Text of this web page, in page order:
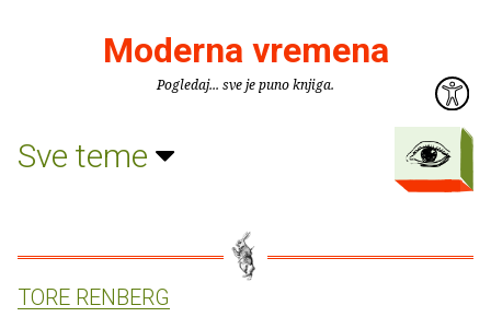
Moderna vremena
Pogledaj... sve je puno knjiga.
Sve teme
TORE RENBERG